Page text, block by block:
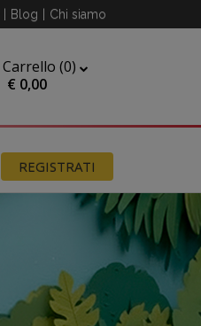
Blog Chi siamo
Carrello (0)
€ 0,00
REGISTRATI